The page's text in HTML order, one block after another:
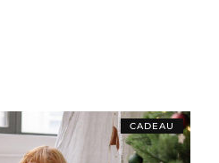
CADEAU